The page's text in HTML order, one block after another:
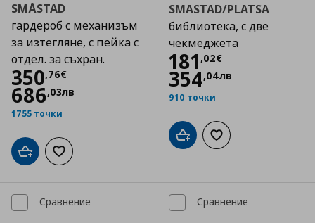
SMÅSTAD
гардероб с механизъм
за изтегляне, с пейка с
отдел. за съхран.
350,76€
Цена
686,03лв
1755 точки
Добави в кошницата
Добави към списъка с любими
SMASTAD/PLATSA
библиотека, с две
чекмеджета
181 ,02€
Цена
354,04лв
910 точки
Добави в кошницата
Добави към
Сравнение Сравнение